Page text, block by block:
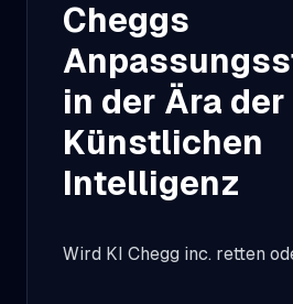
Cheggs
in der Ära der
Künstlichen
Intelligenz
Wird KI Chegg inc. retten